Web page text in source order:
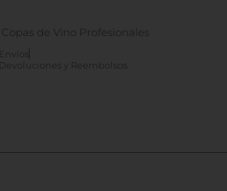
Copas de Vino Profesionales
y Reembolsos